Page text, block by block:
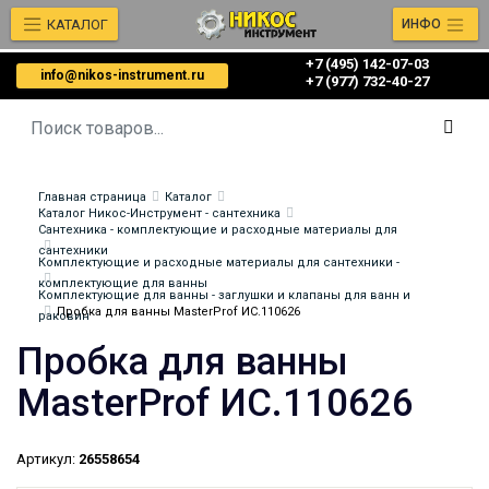
info@nikos-instrument.ru
+7 (495) 142-07-03
‎‎+7 (977) 732-40-27
КАТАЛОГ ИНФО
Главная страница
Каталог
Каталог Никос-Инструмент - сантехника
Сантехника - комплектующие и расходные материалы для
сантехники
Комплектующие и расходные материалы для сантехники -
комплектующие для ванны
Комплектующие для ванны - заглушки и клапаны для ванн и
раковин
Пробка для ванны MasterProf ИС.110626
Пробка для ванны
MasterProf ИС.110626
Артикул: 26558654